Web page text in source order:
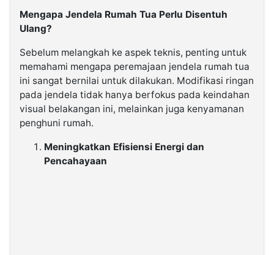
Mengapa Jendela Rumah Tua Perlu Disentuh
Ulang?
Sebelum melangkah ke aspek teknis, penting untuk
memahami mengapa peremajaan jendela rumah tua
ini sangat bernilai untuk dilakukan. Modifikasi ringan
pada jendela tidak hanya berfokus pada keindahan
visual belakangan ini, melainkan juga kenyamanan
penghuni rumah.
Meningkatkan Efisiensi Energi dan
Pencahayaan